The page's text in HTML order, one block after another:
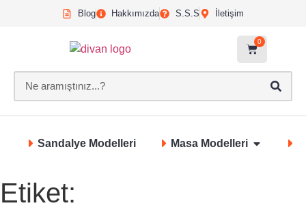
Blog Hakkımızda S.S.S İletişim
0
Sandalye Modelleri Masa Modelleri
Etiket: